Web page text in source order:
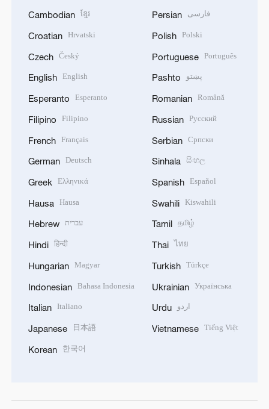
Cambodian ខ្មែរ
Croatian Hrvatski
Czech Český
English English
Esperanto Esperanto
Filipino Filipino
French Français
German Deutsch
Greek Ελληνικά
Hausa Hausa
Hebrew עברית
Hindi हिन्दी
Hungarian Magyar
Indonesian Bahasa Indonesia
Italian Italiano
Japanese 日本語
Korean 한국어
Persian فارسی
Polish Polski
Portuguese Português
Pashto پښتو
Romanian Română
Russian Русский
Serbian Српски
Sinhala සිංහල
Spanish Español
Swahili Kiswahili
Tamil தமிழ்
Thai ไทย
Turkish Türkçe
Ukrainian Українська
Urdu اردو
Vietnamese Tiếng Việt